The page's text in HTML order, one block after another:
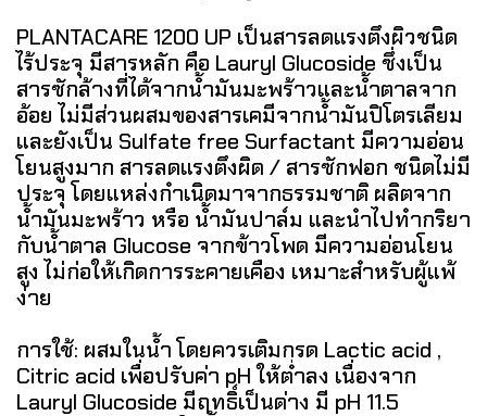
PLANTACARE 1200 UP เป็นสารลดแรงตึงผิวชนิด
ไร้ประจุ มีสารหลัก คือ Lauryl Glucoside ซึ่งเป็น
สารซักล้างที่ได้จากน้ำมันมะพร้าวและน้ำตาลจาก
อ้อย ไม่มีส่วนผสมของสารเคมีจากน้ำมันปิโตรเลียม
และยังเป็น Sulfate free Surfactant มีความอ่อน
โยนสูงมาก สารลดแรงตึงผิด / สารซักฟอก ชนิดไม่มี
ประจุ โดยแหล่งกำเนิดมาจากธรรมชาติ ผลิตจาก
น้ำมันมะพร้าว หรือ น้ำมันปาล์ม และนำไปทำกริยา
กับน้ำตาล Glucose จากข้าวโพด มีความอ่อนโยน
สูง ไม่ก่อให้เกิดการระคายเคือง เหมาะสำหรับผู้แพ้
ง่าย
การใช้: ผสมในน้ำ โดยควรเติมกรด Lactic acid ,
Citric acid เพื่อปรับค่า pH ให้ต่ำลง เนื่องจาก
Lauryl Glucoside มีฤทธิ์เป็นด่าง มี pH 11.5